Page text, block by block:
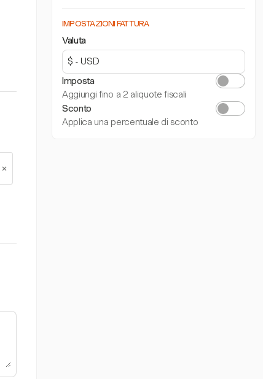
IMPOSTAZIONI FATTURA
Valuta
Imposta
Aggiungi fino a 2 aliquote fiscali
Sconto
Applica una percentuale di sconto